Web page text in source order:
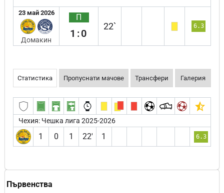
Първенства
23 май 2026
Домакин
П
1:0
22` 6.3
Статистика Пропуснати мачове Трансфери Галерия
Чехия: Чешка лига 2025-2026
1 0 1 22′ 1 6.3